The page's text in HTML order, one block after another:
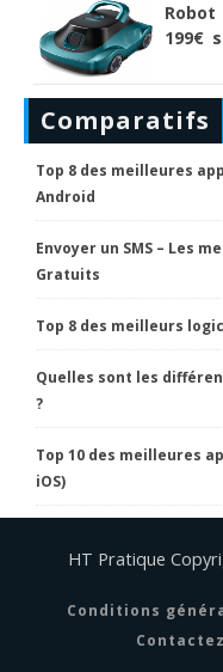
199€
Comparatifs
Top 8 des meilleures
Android
Envoyer un SMS – Les
Gratuits
Top 8 des meilleurs
Quelles sont les
?
Top 10 des meilleures
iOS)
HT Pratique
Conditions